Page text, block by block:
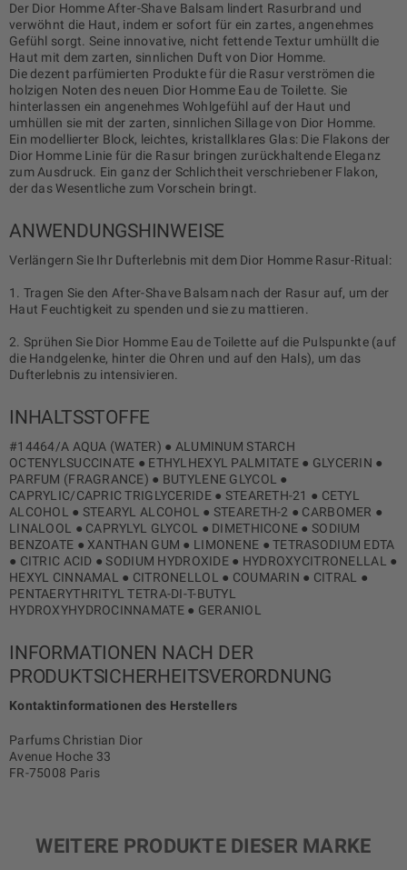
Der Dior Homme After-Shave Balsam lindert Rasurbrand und
verwöhnt die Haut, indem er sofort für ein zartes, angenehmes
Gefühl sorgt. Seine innovative, nicht fettende Textur umhüllt die
Haut mit dem zarten, sinnlichen Duft von Dior Homme.
Die dezent parfümierten Produkte für die Rasur verströmen die
holzigen Noten des neuen Dior Homme Eau de Toilette. Sie
hinterlassen ein angenehmes Wohlgefühl auf der Haut und
umhüllen sie mit der zarten, sinnlichen Sillage von Dior Homme.
Ein modellierter Block, leichtes, kristallklares Glas: Die Flakons der
Dior Homme Linie für die Rasur bringen zurückhaltende Eleganz
zum Ausdruck. Ein ganz der Schlichtheit verschriebener Flakon,
der das Wesentliche zum Vorschein bringt.
ANWENDUNGSHINWEISE
Verlängern Sie Ihr Dufterlebnis mit dem Dior Homme Rasur-Ritual:
1. Tragen Sie den After-Shave Balsam nach der Rasur auf, um der
Haut Feuchtigkeit zu spenden und sie zu mattieren.
2. Sprühen Sie Dior Homme Eau de Toilette auf die Pulspunkte (auf
die Handgelenke, hinter die Ohren und auf den Hals), um das
Dufterlebnis zu intensivieren.
INHALTSSTOFFE
#14464/A AQUA (WATER) ● ALUMINUM STARCH
OCTENYLSUCCINATE ● ETHYLHEXYL PALMITATE ● GLYCERIN ●
PARFUM (FRAGRANCE) ● BUTYLENE GLYCOL ●
CAPRYLIC/CAPRIC TRIGLYCERIDE ● STEARETH-21 ● CETYL
ALCOHOL ● STEARYL ALCOHOL ● STEARETH-2 ● CARBOMER ●
LINALOOL ● CAPRYLYL GLYCOL ● DIMETHICONE ● SODIUM
BENZOATE ● XANTHAN GUM ● LIMONENE ● TETRASODIUM EDTA
● CITRIC ACID ● SODIUM HYDROXIDE ● HYDROXYCITRONELLAL ●
HEXYL CINNAMAL ● CITRONELLOL ● COUMARIN ● CITRAL ●
PENTAERYTHRITYL TETRA-DI-T-BUTYL
HYDROXYHYDROCINNAMATE ● GERANIOL
INFORMATIONEN NACH DER
PRODUKTSICHERHEITSVERORDNUNG
Kontaktinformationen des Herstellers
Parfums Christian Dior
Avenue Hoche 33
FR-75008 Paris
WEITERE PRODUKTE DIESER MARKE